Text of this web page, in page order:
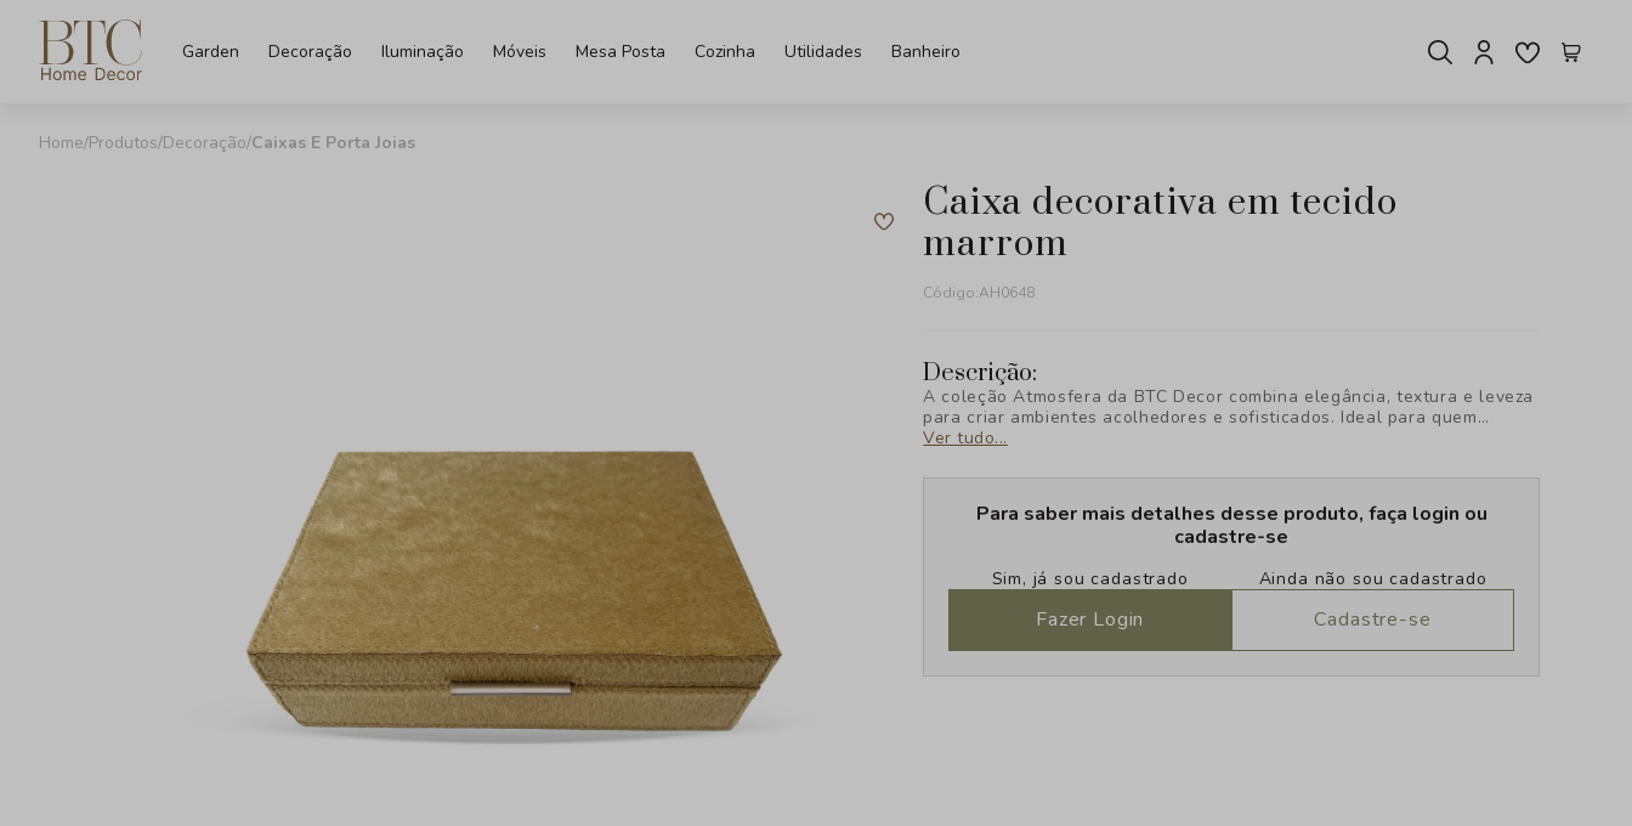
Garden Decoração Iluminação Móveis Mesa Posta Cozinha Utilidades Banheiro
Produtos Decoração Caixas E Porta Joias
caixa decorativa em tecido
marrom
Código:AH0648
Descrição:
A coleção Atmosfera da BTC Decor combina elegância, textura e leveza
para criar ambientes acolhedores e sofisticados. Ideal para quem
valoriza design e bem-estar, cada peça foi pensada para transformar
viver a decoração.
Ver tudo...
Para saber mais detalhes desse produto, faça login ou
cadastre-se
Sim, já sou cadastrado
Fazer Login
Ainda não sou cadastrado
Cadastre-se